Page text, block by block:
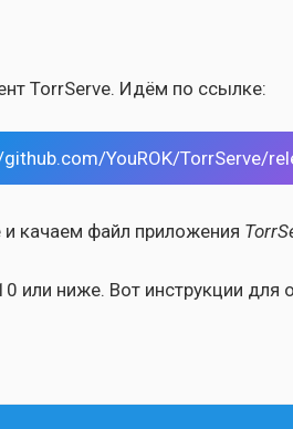
TorrServe. Идём по ссыл­ке:
YouROK/TorrServe/
кача­ем файл при­ло­же­ния
или ниже. Вот инструк­ции для